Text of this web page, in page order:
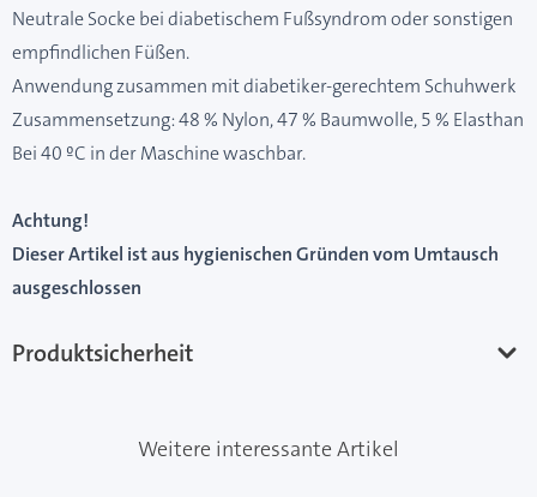
Neutrale Socke bei diabetischem Fußsyndrom oder sonstigen
empfindlichen Füßen.
Anwendung zusammen mit diabetiker-gerechtem Schuhwerk
Zusammensetzung: 48 % Nylon, 47 % Baumwolle, 5 % Elasthan
Bei 40 ºC in der Maschine waschbar.
Achtung!
Dieser Artikel ist aus hygienischen Gründen vom Umtausch
ausgeschlossen
Produktsicherheit
Weitere interessante Artikel